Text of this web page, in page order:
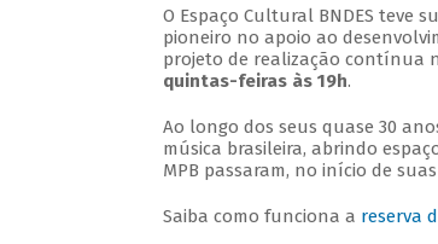
O Espaço Cultural BNDES teve
pioneiro no apoio ao
projeto de realização contínua
quintas-feiras às 19h.
Ao longo dos seus quase 30
música brasileira, abrindo
MPB passaram, no início de
Saiba como funciona a reserva